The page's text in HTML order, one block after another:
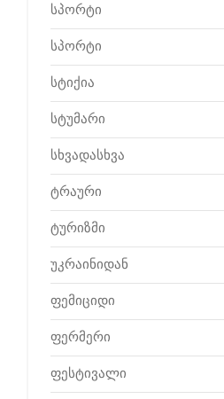
სპორტი
სპორტი
სტიქია
სტუმარი
სხვადასხვა
ტრაური
ტურიზმი
უკრაინიდან
ფემიციდი
ფერმერი
ფესტივალი